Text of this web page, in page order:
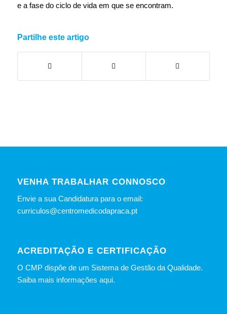
e a fase do ciclo de vida em que se encontram.
Partilhe este artigo
VENHA TRABALHAR CONNOSCO
Envie a sua Candidatura para o email:
curriculos@centromedicodapraca.pt
ACREDITAÇÃO E CERTIFICAÇÃO
O CMP dispõe de um Sistema de Gestão da Qualidade.
Saiba mais informações aqui.